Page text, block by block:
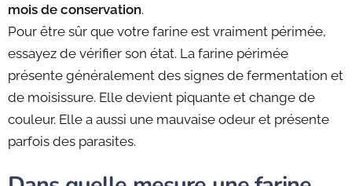
mois de conservation.
Pour être sûr que votre farine est vraiment périmée,
essayez de vérifier son état. La farine périmée
présente généralement des signes de fermentation et
de moisissure. Elle devient piquante et change de
couleur. Elle a aussi une mauvaise odeur et présente
parfois des parasites.